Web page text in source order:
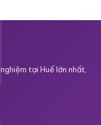
tại Huế lớn nhất,